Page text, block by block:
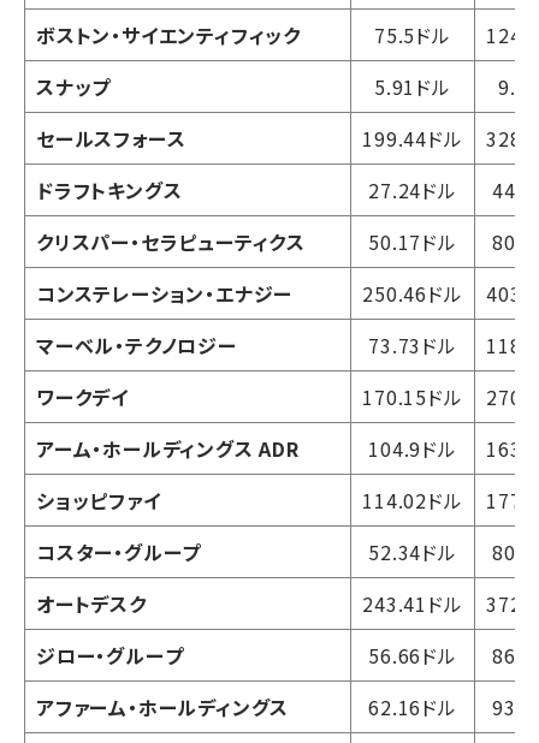
ボストン・サイエンティフィック
75.5ドル
スナップ
5.91ドル
セールスフォース
199.44ドル
ドラフトキングス
27.24ドル
クリスパー・セラピューティクス
50.17ドル
コンステレーション・エナジー
250.46ドル
マーベル・テクノロジー
73.73ドル
ワークデイ
170.15ドル
アーム・ホールディングス ADR
104.9ドル
ショッピファイ
114.02ドル
コスター・グループ
52.34ドル
オートデスク
243.41ドル
ジロー・グループ
56.66ドル
アファーム・ホールディングス
62.16ドル